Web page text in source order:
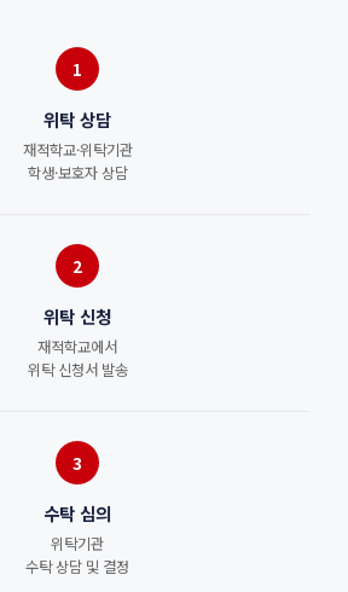
1
위탁 상담
재적학교·위탁기관
학생·보호자 상담
2
위탁 신청
재적학교에서
위탁 신청서 발송
3
수탁 심의
위탁기관
수탁 상담 및 결정